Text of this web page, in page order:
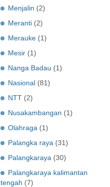
Menjalin (2)
Meranti (2)
Merauke (1)
Mesir (1)
Nanga Badau (1)
Nasional (81)
NTT (2)
Nusakambangan (1)
Olahraga (1)
Palangka raya (31)
Palangkaraya (30)
Palangkaraya kalimantan
tengah (7)